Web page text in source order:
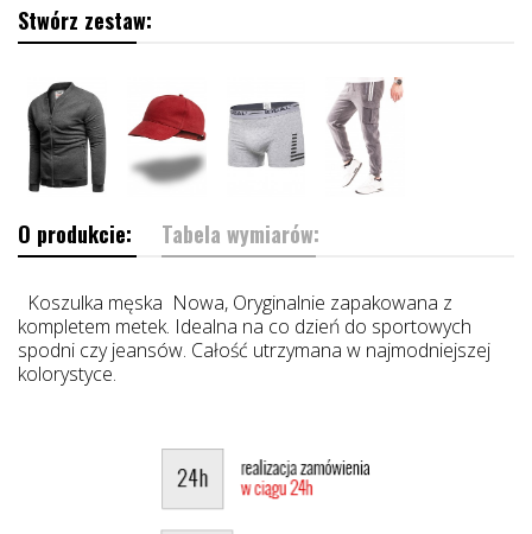
Stwórz zestaw:
O produkcie: Tabela wymiarów:
Koszulka męska Nowa, Oryginalnie zapakowana z
kompletem metek. Idealna na co dzień do sportowych
spodni czy jeansów. Całość utrzymana w najmodniejszej
kolorystyce.